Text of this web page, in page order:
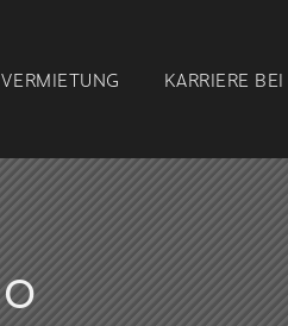
VERMIETUNG KARRIERE BEI